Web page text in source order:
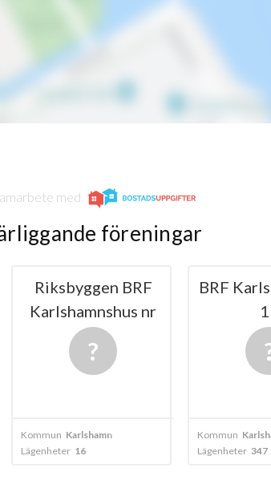
med
föreningar
Riksbyggen BRF
Karlshamnshus nr
Kommun Karlshamn
Lägenheter 16
BRF
Kommun
Lägenheter 347